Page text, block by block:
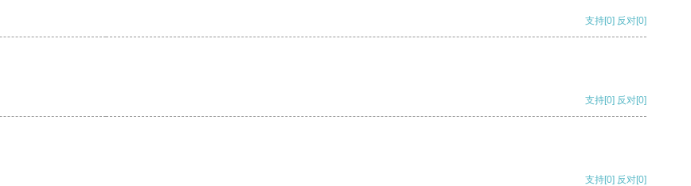
支持[0] 反对[0]
支持[0] 反对[0]
支持[0] 反对[0]